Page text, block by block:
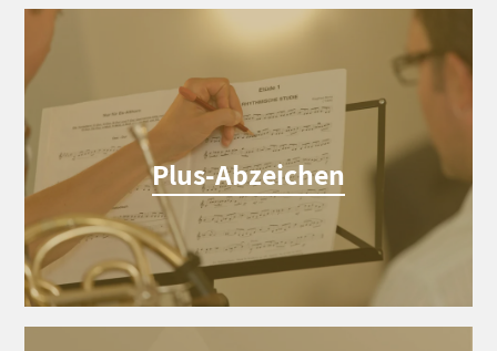
Plus-Abzeichen